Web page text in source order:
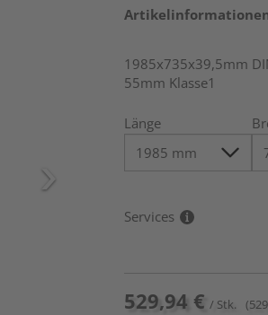
1985x735x39,5mm
55mm Klasse1
Länge
Services
529,94 € / Stk.